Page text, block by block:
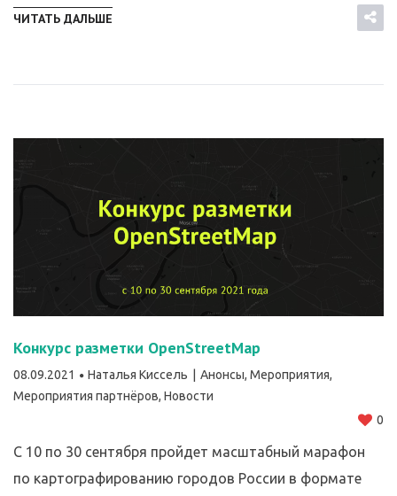
ЧИТАТЬ ДАЛЬШЕ
Конкурс разметки OpenStreetMap
08.09.2021 Наталья Киссель Анонсы, Мероприятия,
Мероприятия партнёров, Новости
0
С 10 по 30 сентября пройдет масштабный марафон
по картографированию городов России в формате